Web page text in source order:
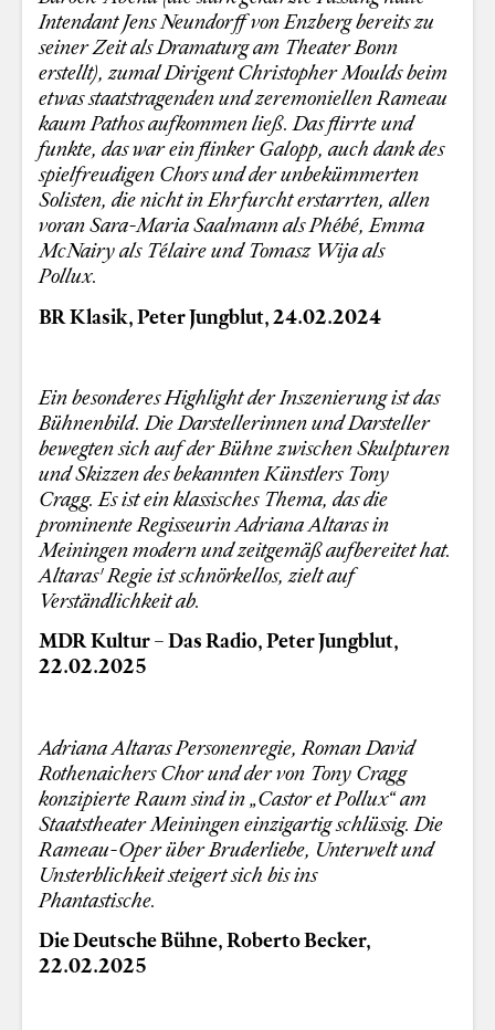
Intendant Jens Neundorff von Enzberg bereits zu
seiner Zeit als Dramaturg am Theater Bonn
erstellt), zumal Dirigent Christopher Moulds beim
etwas staatstragenden und zeremoniellen Rameau
kaum Pathos aufkommen ließ. Das flirrte und
funkte, das war ein flinker Galopp, auch dank des
spielfreudigen Chors und der unbekümmerten
Solisten, die nicht in Ehrfurcht erstarrten, allen
voran Sara-Maria Saalmann als Phébé, Emma
McNairy als Télaire und Tomasz Wija als
Pollux.
BR Klasik, Peter Jungblut, 24.02.2024
Ein besonderes Highlight der Inszenierung ist das
Bühnenbild. Die Darstellerinnen und Darsteller
bewegten sich auf der Bühne zwischen Skulpturen
und Skizzen des bekannten Künstlers Tony
Cragg. Es ist ein klassisches Thema, das die
prominente Regisseurin Adriana Altaras in
Meiningen modern und zeitgemäß aufbereitet hat.
Altaras' Regie ist schnörkellos, zielt auf
Verständlichkeit ab.
MDR Kultur – Das Radio, Peter Jungblut,
22.02.2025
Adriana Altaras Personenregie, Roman David
Rothenaichers Chor und der von Tony Cragg
konzipierte Raum sind in „Castor et Pollux“ am
Staatstheater Meiningen einzigartig schlüssig. Die
Rameau-Oper über Bruderliebe, Unterwelt und
Unsterblichkeit steigert sich bis ins
Phantastische.
Die Deutsche Bühne, Roberto Becker,
22.02.2025